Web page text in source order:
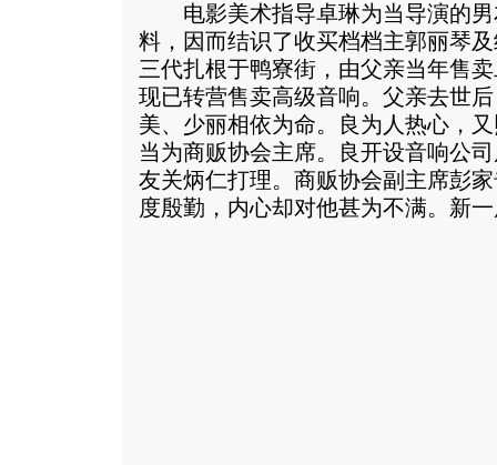
电影美术指导卓琳为当导演的男
料，因而结识了收买档档主郭丽琴
三代扎根于鸭寮街，由父亲当年售
现已转营售卖高级音响。父亲去世
美、少丽相依为命。良为人热心，
当为商贩协会主席。良开设音响公
友关炳仁打理。商贩协会副主席彭
度殷勤，内心却对他甚为不满。 新